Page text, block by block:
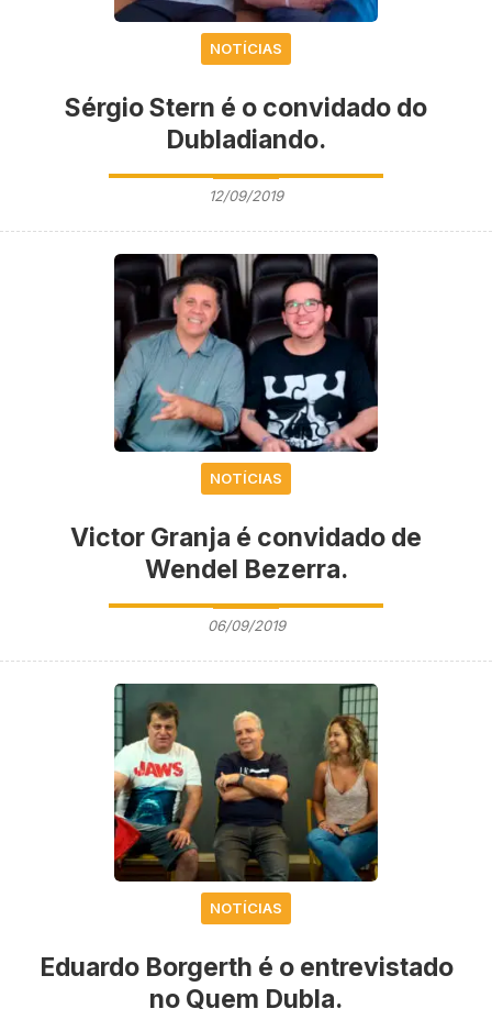
NOTÍCIAS
Sérgio Stern é o convidado do
Dubladiando.
12/09/2019
NOTÍCIAS
Victor Granja é convidado de
Wendel Bezerra.
06/09/2019
NOTÍCIAS
Eduardo Borgerth é o entrevistado
no Quem Dubla.